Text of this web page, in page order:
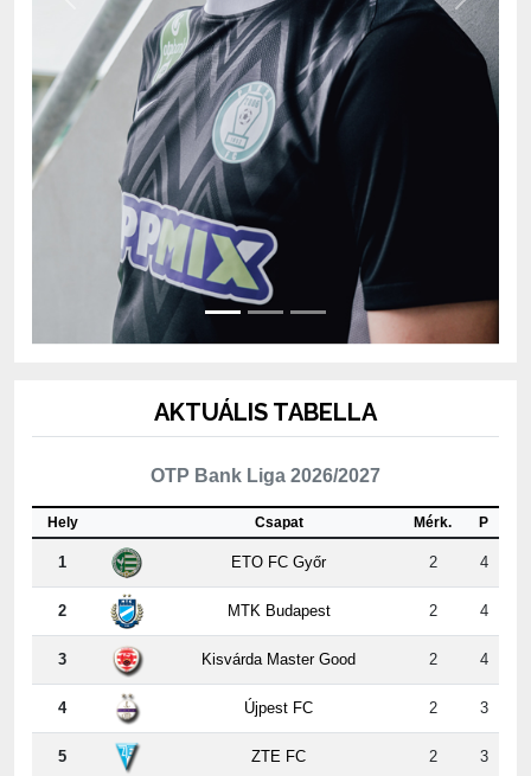
OTP Bank Liga 2026/2027
Csapat
1 ETO FC Győr 2 4
2 MTK Budapest 2 4
3 Kisvárda Master Good 2 4
4 Újpest FC 2 3
5 ZTE FC 2 3
6 Puskás Akadémia FC 2 3